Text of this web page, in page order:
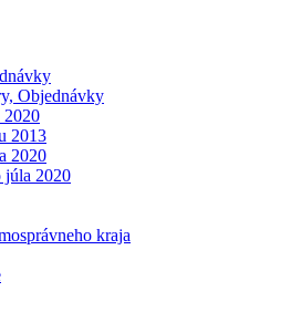
Objednávky
2013
2020
júla 2020
kraja